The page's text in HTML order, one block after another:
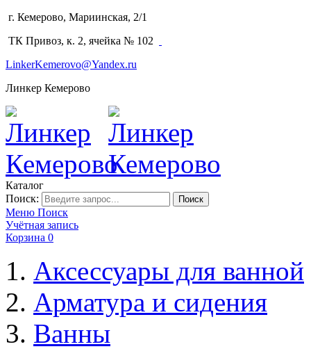
г. Кемерово, Мариинская, 2/1
ТК Привоз, к. 2, ячейка № 102
LinkerKemerovo@Yandex.ru
Линкер Кемерово
Каталог
Поиск:
Поиск
Меню Поиск
Учётная запись
Корзина 0
Аксессуары для ванной
Арматура и сидения
Ванны